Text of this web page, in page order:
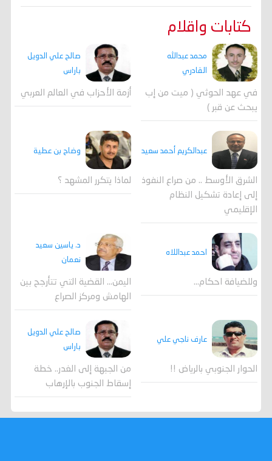
كتابات واقلام
محمد عبدالله
القادري
في عهد الحوثي ( ميت من إب
يبحث عن قبر )
صالح علي الدويل
باراس
أزمة الأحزاب في العالم العربي
عبدالكريم أحمد سعيد
الشرق الأوسط .. من صراع النفوذ
إلى إعادة تشكيل النظام
الإقليمي
وضاح بن عطية
لماذا يتكرر المشهد ؟
احمد عبداللاه
وللضيافة احكام…
د. ياسين سعيد
نعمان
اليمن… القضية التي تتأرجح بين
الهامش ومركز الصراع
عارف ناجي علي
الحوار الجنوبي بالرياض !!
صالح علي الدويل
باراس
من الجبهة إلى الغدر.. خطة
إسقاط الجنوب بالإرهاب